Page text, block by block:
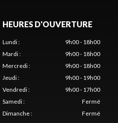
HEURES D'OUVERTURE
Lundi:
9h00 - 18h00
Mardi:
9h00 - 18h00
Mercredi:
9h00 - 18h00
Jeudi:
9h00 - 19h00
Vendredi:
9h00 - 17h00
Samedi:
Fermé
Dimanche: Fermé